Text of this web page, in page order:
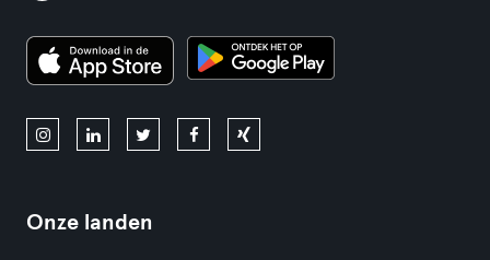
Onze landen